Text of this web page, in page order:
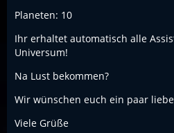
Planeten: 10
Ihr erhaltet automatisch alle
Universum!
Na Lust bekommen?
Wir wünschen euch ein paar
Viele Grüße